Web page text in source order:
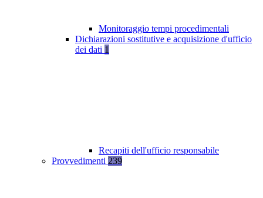
Monitoraggio tempi procedimentali
Dichiarazioni sostitutive e acquisizione d'ufficio
dei dati 1
Recapiti dell'ufficio responsabile
Provvedimenti 239